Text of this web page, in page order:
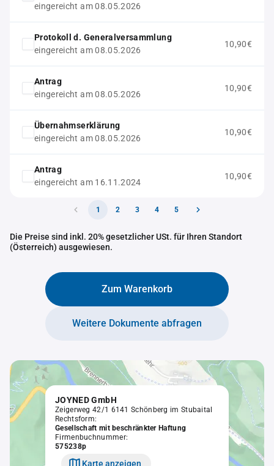
eingereicht am 08.05.2026
Protokoll d. Generalversammlung
eingereicht am 08.05.2026
10,90€
Antrag
eingereicht am 08.05.2026
10,90€
Übernahmserklärung
eingereicht am 08.05.2026
10,90€
Antrag
eingereicht am 16.11.2024
10,90€
1 2 3 4 5
Die Preise sind inkl. 20% gesetzlicher USt. für Ihren Standort
(Österreich) ausgewiesen.
Zum Warenkorb
Weitere Dokumente abfragen
JOYNED GmbH
Zeigerweg 42/1 6141 Schönberg im Stubaital
Rechtsform:
Gesellschaft mit beschränkter Haftung
Firmenbuchnummer:
575238p
Karte anzeigen